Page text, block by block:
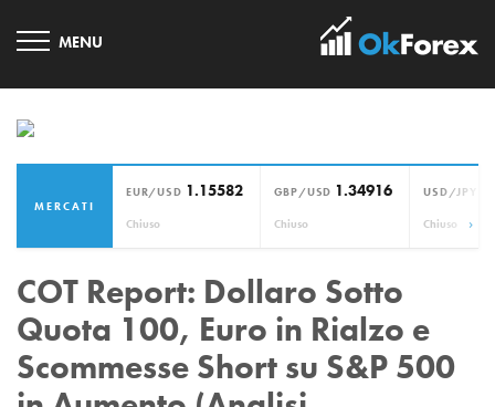
MERCATI
EUR/USD 1.15582
Chiuso
GBP/USD 1.34916
Chiuso
USD/JPY
Chiuso ›
COT Report: Dollaro Sotto
Quota 100, Euro in Rialzo e
Scommesse Short su S&P 500